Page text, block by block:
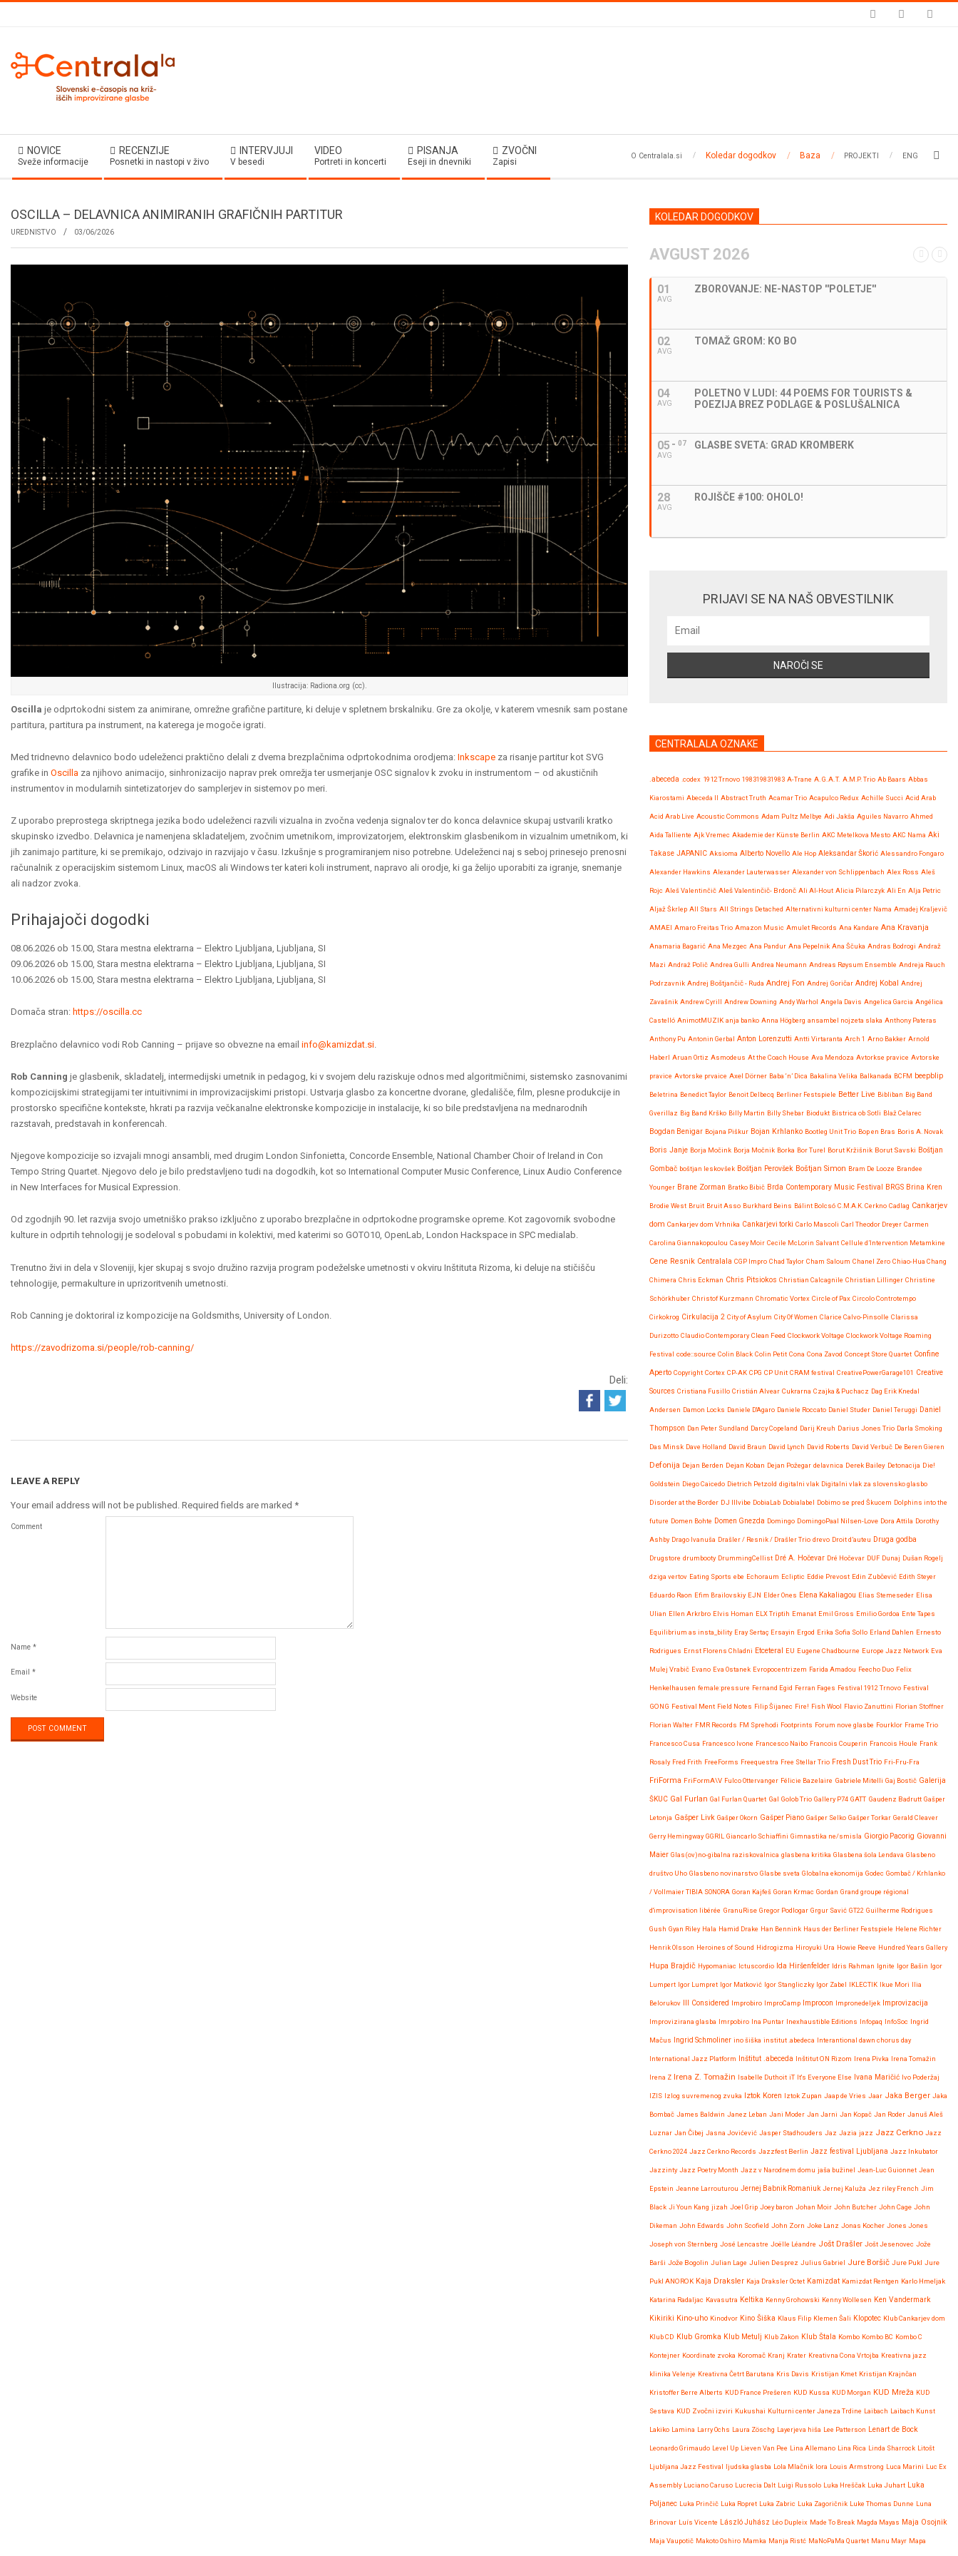
content
Navigation
NOVICE
Sveže informacije
RECENZIJE
Posnetki in nastopi v živo
INTERVJUJI
V besedi
VIDEO
Portreti in koncerti
PISANJA
Eseji in dnevniki
ZVOČNI
Zapisi
O Centralala.si Koledar dogodkov Baza PROJEKTI ENG Search
OSCILLA – DELAVNICA ANIMIRANIH GRAFIČNIH PARTITUR
UREDNISTVO 03/06/2026
Ilustracija: Radiona.org (cc).
Oscilla je odprtokodni sistem za animirane, omrežne grafične partiture, ki deluje v spletnem brskalniku. Gre za okolje, v katerem vmesnik sam postane
partitura, partitura pa instrument, na katerega je mogoče igrati.
Med tridnevno delavnico bodo udeleženci praktično delali z dvema brezplačnima odprtokodnima orodjema: Inkscape za risanje partitur kot SVG
grafike in Oscilla za njihovo animacijo, sinhronizacijo naprav prek omrežja ter usmerjanje OSC signalov k zvoku in instrumentom – od akustičnih
instrumentov in modularnih sintetizatorjev do samplerjev in sistemov po meri.
Z uporabo preprostega skriptnega jezika bodo udeleženci razvili vizualna in zvočna vedenja signalov ter do konca delavnice skupaj ustvarili kratko
skupinsko izvedbo. Delavnica je namenjena skladateljem, zvočnim umetnikom, improvizatorjem, elektronskim glasbenikom in vizualnim umetnikom, ki
jih zanimajo partiture, ki se premikajo, odzivajo in razvijajo v času. Izkušnje s programiranjem niso potrebne. Udeleženci naj s seboj prinesejo prenosni
računalnik z operacijskim sistemom Linux, macOS ali Windows ter kateri koli instrument, napravo ali orodje, ki ga želijo uporabiti za igranje, snemanje
ali nadzor zvoka.
Prihajajoči dogodki
08.06.2026 ob 15.00, Stara mestna elektrarna – Elektro Ljubljana, Ljubljana, SI
09.06.2026 ob 15.00, Stara mestna elektrarna – Elektro Ljubljana, Ljubljana, SI
10.06.2026 ob 15.00, Stara mestna elektrarna – Elektro Ljubljana, Ljubljana, SI
Domača stran: https://oscilla.cc
Brezplačno delavnico vodi Rob Canning – prijave so obvezne na email info@kamizdat.si
Rob Canning je glasbenik, skladatelj, intermedijski umetnik in pedagog, ki v svojem delu raziskuje odnos med algoritmičnimi, sistemsko zasnovanimi
kompozicijskimi strategijami ter intuitivnimi in improvizacijskimi pristopi. Ustvarja glasbo za koncertne dvorane, gledališče, film, plesne produkcije in
prostorsko specifične kontekste, hkrati pa razvija večkanalne elektronske kompozicije in instalacije, ki so bile predstavljena na mednarodnih
razstavah, predstavah in konferencah.
Njegove kompozicije so izvajali mnogi ansambli, med drugim London Sinfonietta, Concorde Ensemble, National Chamber Choir of Ireland in Con
Tempo String Quartet. Njegovo delo je bilo predstavljeno tudi na dogodkih, kot so International Computer Music Conference, Linux Audio Conference
in New Interfaces for Musical Expression.
Od zgodnjih 90. let razvija svojo umetniško prakso izključno z uporabo brezplačne in odprtokodne programske opreme. Kot zagovornik svobodne
kulture in odprtih tehnologij je sodeloval s pobudami in kolektivi, med katerimi so GOTO10, OpenLab, London Hackspace in SPC medialab.
Trenutno živi in dela v Sloveniji, kjer skupaj s svojo družino razvija program podeželske umetnosti v okviru Inštituta Rizoma, ki deluje na stičišču
tehnologije, permakulture in uprizoritvenih umetnosti.
Rob Canning je doktoriral iz kompozicije na Goldsmiths, University of London.
https://zavodrizoma.si/people/rob-canning/
Deli:
03
LEAVE A REPLY
Your email address will not be published. Required fields are marked *
Comment
Name *
Email *
Website
KOLEDAR DOGODKOV
AVGUST 2026
01
AVG
ZBOROVANJE: NE-NASTOP ''POLETJE''
02
AVG
TOMAŽ GROM: KO BO
04
AVG
POLETNO V LUDI: 44 POEMS FOR TOURISTS &
POEZIJA BREZ PODLAGE & POSLUŠALNICA
05
AVG
07 GLASBE SVETA: GRAD KROMBERK
28
AVG
ROJIŠČE #100: OHOLO!
PRIJAVI SE NA NAŠ OBVESTILNIK
CENTRALALA OZNAKE
.abeceda .codex 1912 Trnovo 198319831983 A-Trane A.G.A.T. A.M.P. Trio Ab Baars Abbas
Kiarostami Abeceda II Abstract Truth Acamar Trio Acapulco Redux Achille Succi Acid Arab
Acid Arab Live Acoustic Commons Adam Pultz Melbye Adi Jakša Aguiles Navarro Ahmed
Aida Talliente Ajk Vremec Akademie der Künste Berlin AKC Metelkova Mesto AKC Nama Aki
Takase JAPANIC Aksioma Alberto Novello Ale Hop Aleksandar Škorić Alessandro Fongaro
Alexander Hawkins Alexander Lauterwasser Alexander von Schlippenbach Alex Ross Aleš
Rojc Aleš Valentinčič Aleš Valentinčič- Brdonč Ali Al-Hout Alicia Pilarczyk Ali En Alja Petric
Aljaž Škrlep All Stars All Strings Detached Alternativni kulturni center Nama Amadej Kraljevič
AMAEI Amaro Freitas Trio Amazon Music Amulet Records Ana Kandare Ana Kravanja
Anamaria Bagarić Ana Mezgec Ana Pandur Ana Pepelnik Ana Ščuka Andras Bodrogi Andraž
Mazi Andraž Polič Andrea Gulli Andrea Neumann Andreas Røysum Ensemble Andreja Rauch
Podrzavnik Andrej Boštjančič - Ruda Andrej Fon Andrej Goričar Andrej Kobal Andrej
Zavašnik Andrew Cyrill Andrew Downing Andy Warhol Angela Davis Angelica Garcia Angélica
Castelló AnimotMUZIK anja banko Anna Högberg ansambel nojzeta slaka Anthony Pateras
Anthony Pu Antonin Gerbal Anton Lorenzutti Antti Virtaranta Arch 1 Arno Bakker Arnold
Haberl Aruan Ortiz Asmodeus At the Coach House Ava Mendoza Avtorkse pravice Avtorske
pravice Avtorske prvaice Axel Dörner Baba ‘n’ Dica Bakalina Velika Balkanada BCFM beepblip
Beletrina Benedict Taylor Benoit Delbecq Berliner Festspiele Better Live Bibliban Big Band
Gverillaz Big Band Krško Billy Martin Billy Shebar Biodukt Bistrica ob Sotli Blaž Celarec
Bogdan Benigar Bojana Piškur Bojan Krhlanko Bootleg Unit Trio Bop en Bras Boris A. Novak
Boris Janje Borja Močink Borja Močnik Borka Bor Turel Borut Kržišnik Borut Savski Boštjan
Gombač boštjan leskovšek Boštjan Perovšek Boštjan Simon Bram De Looze Brandee
Younger Brane Zorman Bratko Bibič Brda Contemporary Music Festival BRGS Brina Kren
Brodie West Bruit Bruit Asso Burkhard Beins Bálint Bolcsó C.M.A.K. Cerkno Cadlag Cankarjev
dom Cankarjev dom Vrhnika Cankarjevi torki Carlo Mascoli Carl Theodor Dreyer Carmen
Carolina Giannakopoulou Casey Moir Cecile McLorin Salvant Cellule d’Intervention Metamkine
Cene Resnik Centralala CGP Impro Chad Taylor Cham Saloum Chanel Zero Chiao-Hua Chang
Chimera Chris Eckman Chris Pitsiokos Christian Calcagnile Christian Lillinger Christine
Schörkhuber Christof Kurzmann Chromatic Vortex Circle of Pax Circolo Controtempo
Cirkokrog Cirkulacija 2 City of Asylum City Of Women Clarice Calvo-Pinsolle Clarissa
Durizotto Claudio Contemporary Clean Feed Clockwork Voltage Clockwork Voltage Roaming
Festival code::source Colin Black Colin Petit Cona Cona Zavod Concept Store Quartet Confine
Aperto Copyright Cortex CP-AK CPG CP Unit CRAM festival CreativePowerGarage101 Creative
Sources Cristiana Fusillo Cristián Alvear Cukrarna Czajka & Puchacz Dag Erik Knedal
Andersen Damon Locks Daniele D'Agaro Daniele Roccato Daniel Studer Daniel Teruggi Daniel
Thompson Dan Peter Sundland Darcy Copeland Darij Kreuh Darius Jones Trio Darla Smoking
Das Minsk Dave Holland David Braun David Lynch David Roberts David Verbuč De Beren Gieren
Defonija Dejan Berden Dejan Koban Dejan Požegar delavnica Derek Bailey Detonacija Die!
Goldstein Diego Caicedo Dietrich Petzold digitalni vlak Digitalni vlak za slovensko glasbo
Disorder at the Border DJ Illvibe DobiaLab Dobialabel Dobimo se pred Škucem Dolphins into the
future Domen Bohte Domen Gnezda Domingo DomingoPaal Nilsen-Love Dora Attila Dorothy
Ashby Drago Ivanuša Drašler / Resnik / Drašler Trio drevo Droit d’auteu Druga godba
Drugstore drumbooty DrummingCellist Dré A. Hočevar Dré Hočevar DUF Dunaj Dušan Rogelj
dziga vertov Eating Sports ebe Echoraum Ecliptic Eddie Prevost Edin Zubčević Edith Steyer
Eduardo Raon Efim Brailovskiy EJN Elder Ones Elena Kakaliagou Elias Stemeseder Elisa
Ulian Ellen Arkrbro Elvis Homan ELX Triptih Emanat Emil Gross Emilio Gordoa Ente Tapes
Equilibrium as insta_bility Eray Sertaç Ersayin Ergod Erika Sofia Sollo Erland Dahlen Ernesto
Rodrigues Ernst Florens Chladni Etceteral EU Eugene Chadbourne Europe Jazz Network Eva
Mulej Vrabič Evano Eva Ostanek Evropocentrizem Farida Amadou Feecho Duo Felix
Henkelhausen female:pressure Fernand Egid Ferran Fages Festival 1912 Trnovo Festival
GONG Festival Ment Field Notes Filip Šijanec Fire! Fish Wool Flavio Zanuttini Florian Stoffner
Florian Walter FMR Records FM Sprehodi Footprints Forum nove glasbe Fourklor Frame Trio
Francesco Cusa Francesco Ivone Francesco Naibo Francois Couperin Francois Houle Frank
Rosaly Fred Frith FreeForms Freequestra Free Stellar Trio Fresh Dust Trio Fri-Fru-Fra
FriForma FriFormA\V Fulco Ottervanger Félicie Bazelaire Gabriele Mitelli Gaj Bostič Galerija
ŠKUC Gal Furlan Gal Furlan Quartet Gal Golob Trio Gallery P74 GATT Gaudenz Badrutt Gašper
Letonja Gašper Livk Gašper Okorn Gašper Piano Gašper Selko Gašper Torkar Gerald Cleaver
Gerry Hemingway GGRIL Giancarlo Schiaffini Gimnastika ne/smisla Giorgio Pacorig Giovanni
Maier Glas(ov)no-gibalna raziskovalnica glasbena kritika Glasbena šola Lendava Glasbeno
društvo Uho Glasbeno novinarstvo Glasbe sveta Globalna ekonomija Godec Gombač / Krhlanko
/ Vollmaier TIBIA SONORA Goran Kajfeš Goran Krmac Gordan Grand groupe régional
d'improvisation libérée GranuRise Gregor Podlogar Grgur Savić GT22 Guilherme Rodrigues
Gush Gyan Riley Hala Hamid Drake Han Bennink Haus der Berliner Festspiele Helene Richter
Henrik Olsson Heroines of Sound Hidrogizma Hiroyuki Ura Howie Reeve Hundred Years Gallery
Hupa Brajdič Hypomaniac Ictuscordio Ida Hiršenfelder Idris Rahman Ignite Igor Bašin Igor
Lumpert Igor Lumpret Igor Matković Igor Stangliczky Igor Zabel IKLECTIK Ikue Mori Ilia
Belorukov Ill Considered Improbiro ImproCamp Improcon Impronedeljek Improvizacija
Improvizirana glasba Imrpobiro Ina Puntar Inexhaustible Editions Infopaq InfoSoc Ingrid
Mačus Ingrid Schmoliner ino šiška institut .abedeca Interantional dawn chorus day
International Jazz Platform Inštitut .abeceda Inštitut ON Rizom Irena Pivka Irena Tomažin
Irena Z Irena Z. Tomažin Isabelle Duthoit iT It's Everyone Else Ivana Maričić Ivo Poderžaj
IZIS Izlog suvremenog zvuka Iztok Koren Iztok Zupan Jaap de Vries Jaar Jaka Berger Jaka
Bombač James Baldwin Janez Leban Jani Moder Jan Jarni Jan Kopač Jan Roder Januš Aleš
Luznar Jan Čibej Jasna Jovićević Jasper Stadhouders Jaz Jazia jazz Jazz Cerkno Jazz
Cerkno 2024 Jazz Cerkno Records Jazzfest Berlin Jazz festival Ljubljana Jazz Inkubator
Jazzinty Jazz Poetry Month Jazz v Narodnem domu jaša bužinel Jean-Luc Guionnet Jean
Epstein Jeanne Larrouturou Jernej Babnik Romaniuk Jernej Kaluža Jez riley French Jim
Black Ji Youn Kang jizah Joel Grip Joey baron Johan Moir John Butcher John Cage John
Dikeman John Edwards John Scofield John Zorn Joke Lanz Jonas Kocher Jones Jones
Joseph von Sternberg José Lencastre Joëlle Léandre Jošt Drašler Jošt Jesenovec Jože
Barši Jože Bogolin Julian Lage Julien Desprez Julius Gabriel Jure Boršič Jure Pukl Jure
Pukl ANOROK Kaja Draksler Kaja Draksler Octet Kamizdat Kamizdat Rentgen Karlo Hmeljak
Katarina Radaljac Kavasutra Keltika Kenny Grohowski Kenny Wollesen Ken Vandermark
Kikiriki Kino-uho Kinodvor Kino Šiška Klaus Filip Klemen Šali Klopotec Klub Cankarjev dom
Klub CD Klub Gromka Klub Metulj Klub Zakon Klub Štala Kombo Kombo BC Kombo C
Kontejner Koordinate zvoka Koromač Kranj Krater Kreativna Cona Vrtojba Kreativna jazz
klinika Velenje Kreativna Četrt Barutana Kris Davis Kristijan Kmet Kristijan Krajnčan
Kristoffer Berre Alberts KUD France Prešeren KUD Kussa KUD Morgan KUD Mreža KUD
Sestava KUD Zvočni izviri Kukushai Kulturni center Janeza Trdine Laibach Laibach Kunst
Lakiko Lamina Larry Ochs Laura Zöschg Layerjeva hiša Lee Patterson Lenart de Bock
Leonardo Grimaudo Level Up Lieven Van Pee Lina Allemano Lina Rica Linda Sharrock Litošt
Ljubljana Jazz Festival ljudska glasba Lola Mlačnik lora Louis Armstrong Luca Marini Luc Ex
Assembly Luciano Caruso Lucrecia Dalt Luigi Russolo Luka Hreščak Luka Juhart Luka
Poljanec Luka Prinčič Luka Ropret Luka Zabric Luka Zagoričnik Luke Thomas Dunne Luna
Brinovar Luís Vicente László Juhász Léo Dupleix Made To Break Magda Mayas Maja Osojnik
Maja Vaupotič Makoto Oshiro Mamka Manja Ristć MaNoPaMa Quartet Manu Mayr Mapa